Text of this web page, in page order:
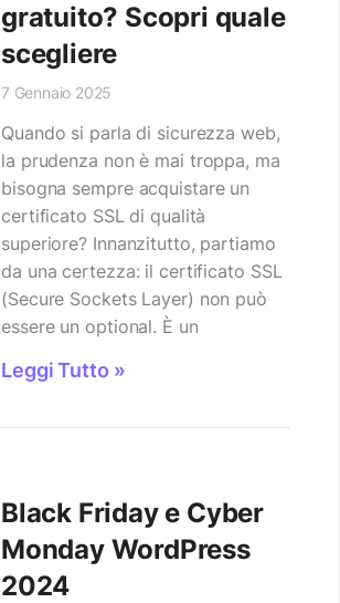
gratuito? Scopri quale
scegliere
7 Gennaio 2025
Quando si parla di sicurezza web,
la prudenza non è mai troppa, ma
bisogna sempre acquistare un
certificato SSL di qualità
superiore? Innanzitutto, partiamo
da una certezza: il certificato SSL
(Secure Sockets Layer) non può
essere un optional. È un
Leggi Tutto »
Black Friday e Cyber
Monday WordPress
2024